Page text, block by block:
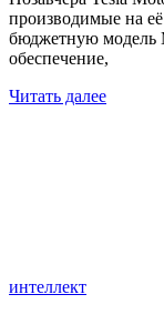
производимые на
бюджетную модель
обеспечение,
Читать далее
интеллект